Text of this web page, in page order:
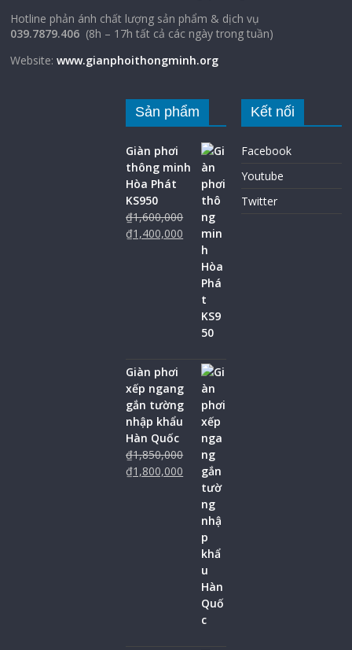
Hotline phản ánh chất lượng sản phẩm & dịch vụ
039.7879.406 (8h – 17h tất cả các ngày trong tuần)
Website:www.gianphoithongminh.org
Sản phẩm
Giàn phơi
thông minh
Hòa Phát
KS950
₫1,600,000
₫1,400,000
Giàn phơi
xếp ngang
gắn tường
nhập khẩu
Hàn Quốc
₫1,850,000
₫1,800,000
Kết nối
Facebook
Youtube
Twitter